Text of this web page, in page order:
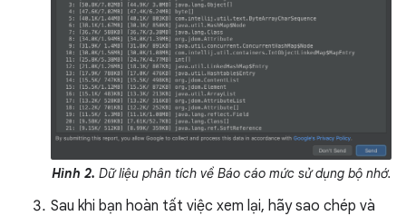
Hình 2. Dữ liệu phân tích về Báo cáo mức sử dụng bộ nhớ.
Sau khi bạn hoàn tất việc xem lại, hãy sao chép và